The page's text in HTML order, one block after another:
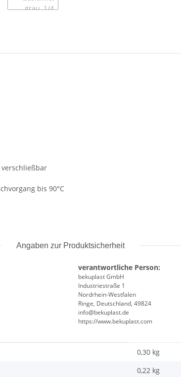
verschließbar
bis 90°C
Angaben zur Produktsicherheit
verantwortliche Person:
bekuplast GmbH
Industriestraße 1
Nordrhein-Westfalen
Ringe, Deutschland, 49824
info@bekuplast.de
https://www.bekuplast.com
0,30 kg
0,22 kg